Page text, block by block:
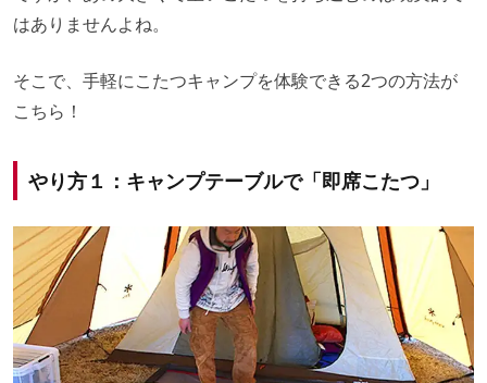
はありませんよね。
そこで、手軽にこたつキャンプを体験できる2つの方法が
こちら！
やり方１：キャンプテーブルで「即席こたつ」